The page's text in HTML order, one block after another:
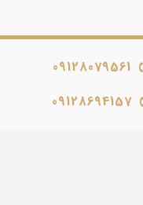
09128079561
09128694157